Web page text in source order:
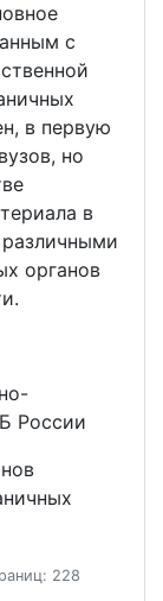
с
в первую
но
в
органов
России
228